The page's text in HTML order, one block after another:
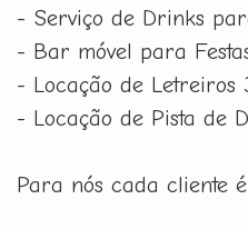
- Serviço de Drinks
- Bar móvel para
- Locação de Letreiros
- Locação de Pista de
Para nós cada cliente